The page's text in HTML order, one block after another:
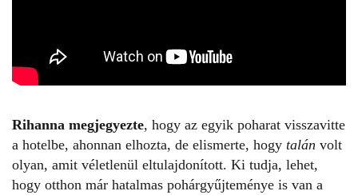
Rihanna megjegyezte, hogy az egyik poharat visszavitte
a hotelbe, ahonnan elhozta, de elismerte, hogy talán volt
olyan, amit véletlenül eltulajdonított. Ki tudja, lehet,
hogy otthon már hatalmas pohárgyűjteménye is van a